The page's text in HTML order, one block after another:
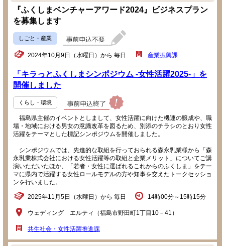
『ふくしまベンチャーアワード2024』ビジネスプラン
を募集します
しごと・産業
2024年10月9日（水曜日）から 毎日 産業振興課
「キラっとふくしまシンポジウム -女性活躍2025-」を
開催しました
くらし・環境
福島県主催のイベントとしまして、女性活躍に向けた機運の醸成や、職
場・地域における男女の意識改革を図るため、別添のチラシのとおり女性
活躍をテーマとした標記シンポジウムを開催しました。
シンポジウムでは、先進的な取組を行っておられる森永乳業様から「森
永乳業株式会社における女性活躍等の取組と企業メリット」についてご講
演いただいたほか、「若者・女性に選ばれるこれからのふくしま」をテー
マに県内で活躍する女性ロールモデルの方や知事を交えたトークセッショ
ンを行いました。
2025年11月5日（水曜日）から 毎日 14時00分～15時15分
ウェディング エルティ（福島市野田町1丁目10－41）
共生社会・女性活躍推進課